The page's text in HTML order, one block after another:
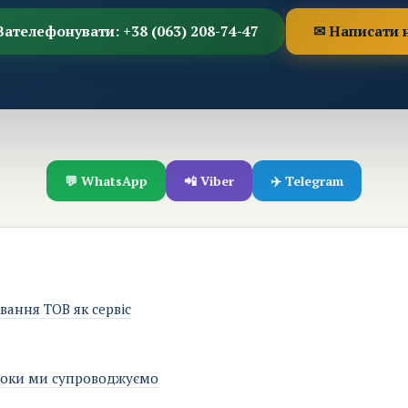
+38 (063) 208-74-47 ✉ Написати
💬 WhatsApp 📲 Viber ✈️ Telegram
ТОВ як сервіс
ми супроводжуємо